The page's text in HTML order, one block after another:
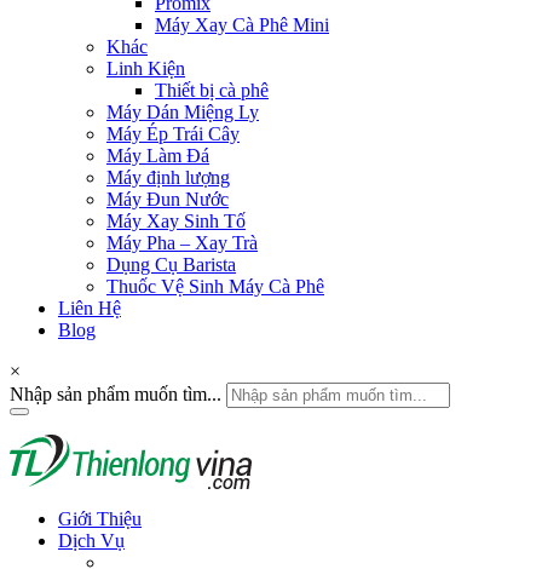
Máy Xay Cà Phê Mini
Khác
Linh Kiện
Thiết bị cà phê
Máy Dán Miệng Ly
Máy Ép Trái Cây
Máy Làm Đá
Máy định lượng
Máy Đun Nước
Máy Xay Sinh Tố
Máy Pha – Xay Trà
Dụng Cụ Barista
Thuốc Vệ Sinh Máy Cà Phê
Liên Hệ
Blog
×
Nhập sản phẩm muốn tìm...
Giới Thiệu
Dịch Vụ